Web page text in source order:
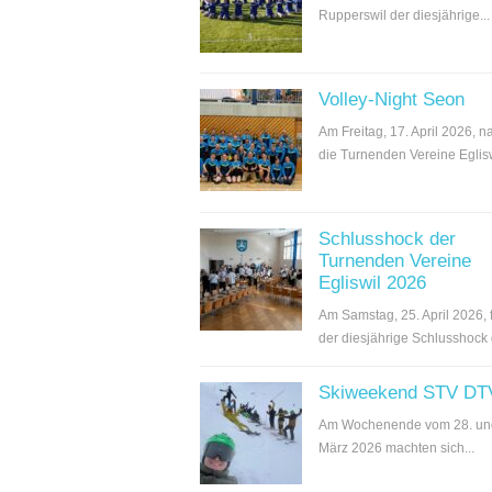
Rupperswil der diesjährige...
Volley-Night Seon
Am Freitag, 17. April 2026,
die Turnenden Vereine
Schlusshock der
Turnenden Vereine
Egliswil 2026
Am Samstag, 25. April 2026,
der diesjährige Schlusshock
Skiweekend STV
Am Wochenende vom 28.
März 2026 machten sich...